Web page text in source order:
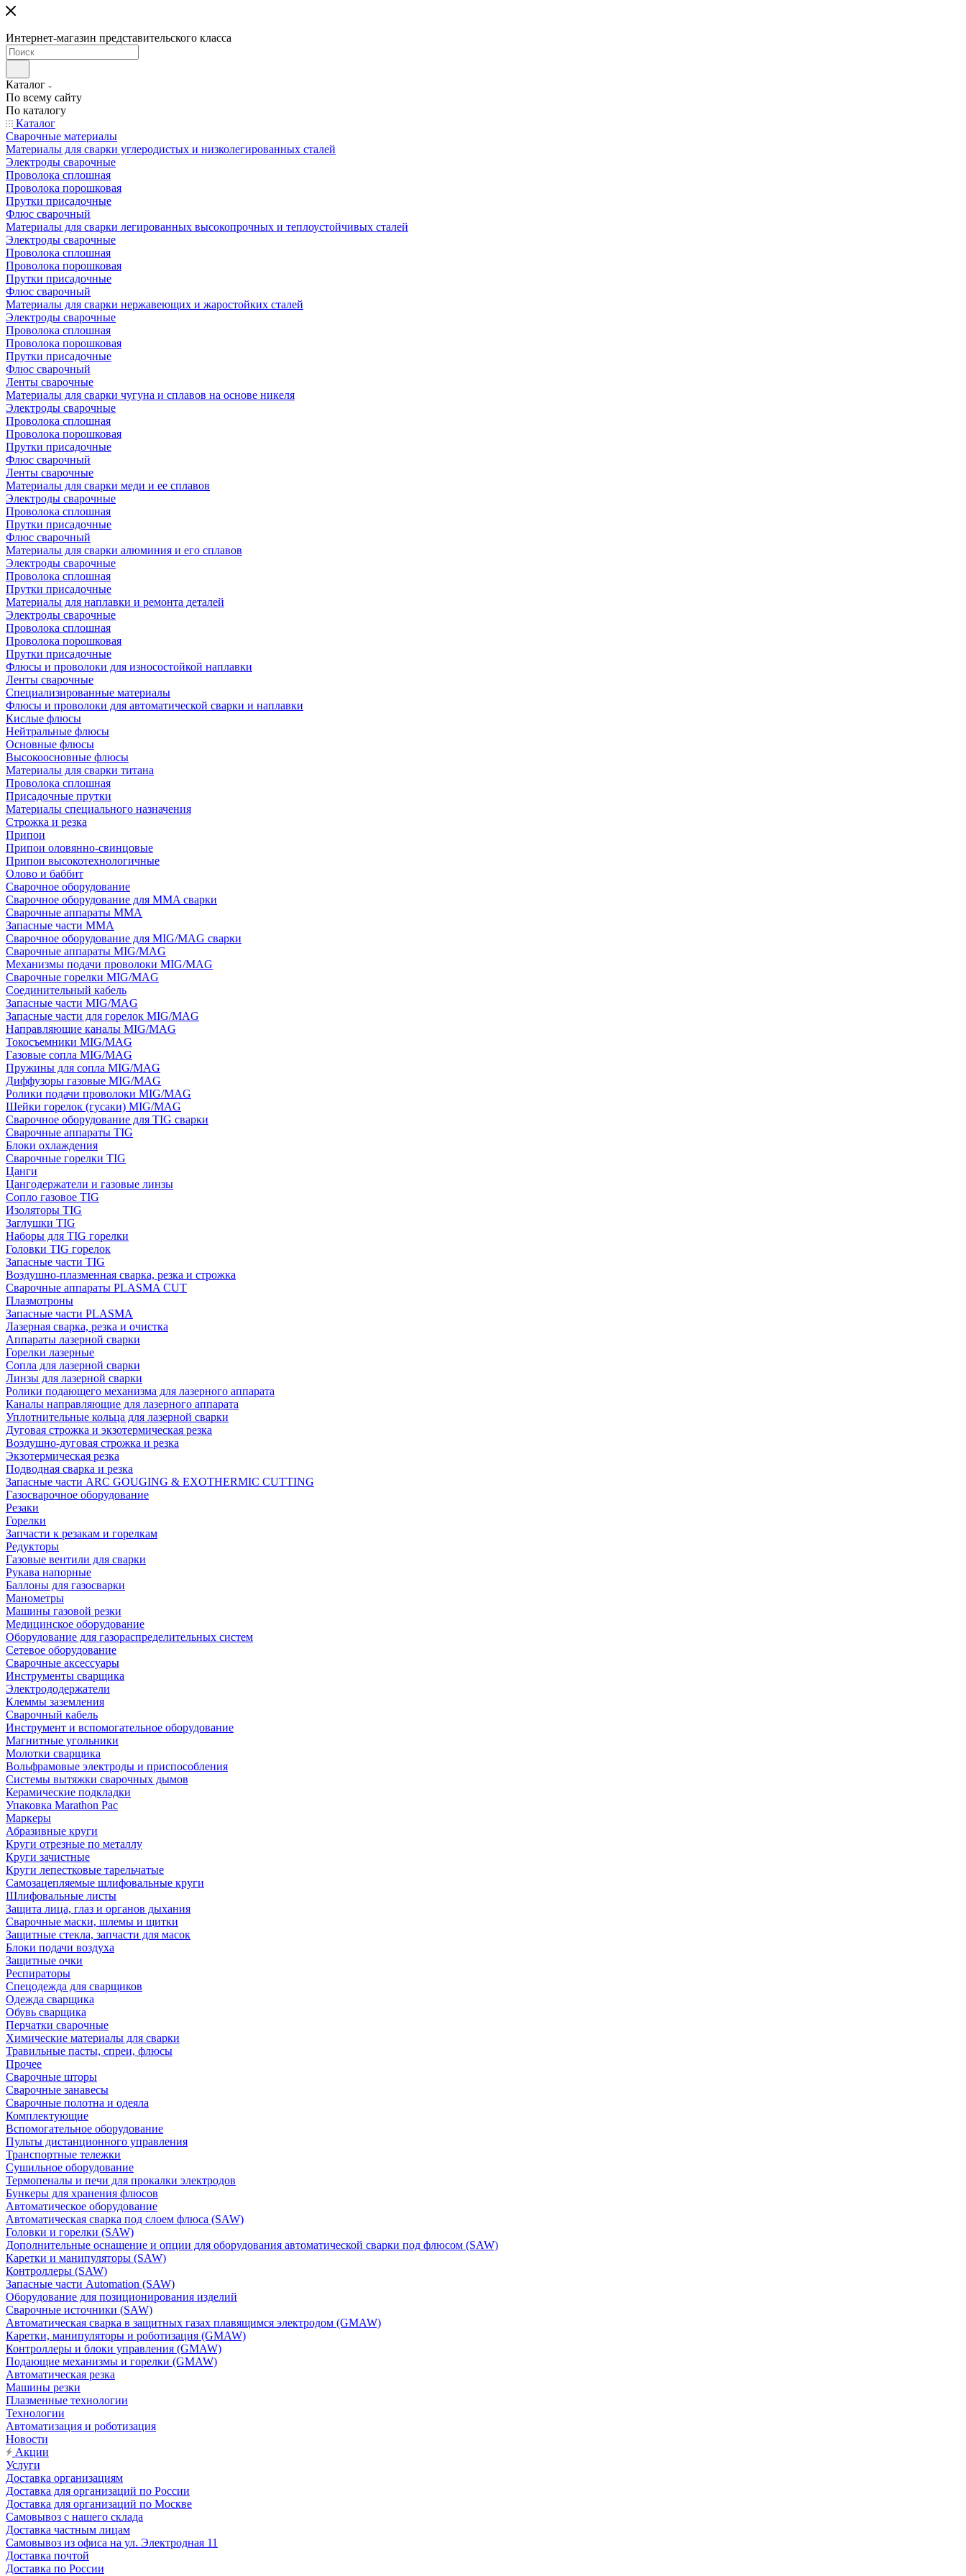
Интернет-магазин представительского класса
Каталог
По всему сайту
По каталогу
Каталог
Сварочные материалы
Материалы для сварки углеродистых и низколегированных сталей
Электроды сварочные
Проволока сплошная
Проволока порошковая
Прутки присадочные
Флюс сварочный
Материалы для сварки легированных высокопрочных и теплоустойчивых сталей
Электроды сварочные
Проволока сплошная
Проволока порошковая
Прутки присадочные
Флюс сварочный
Материалы для сварки нержавеющих и жаростойких сталей
Электроды сварочные
Проволока сплошная
Проволока порошковая
Прутки присадочные
Флюс сварочный
Ленты сварочные
Материалы для сварки чугуна и сплавов на основе никеля
Электроды сварочные
Проволока сплошная
Проволока порошковая
Прутки присадочные
Флюс сварочный
Ленты сварочные
Материалы для сварки меди и ее сплавов
Электроды сварочные
Проволока сплошная
Прутки присадочные
Флюс сварочный
Материалы для сварки алюминия и его сплавов
Электроды сварочные
Проволока сплошная
Прутки присадочные
Материалы для наплавки и ремонта деталей
Электроды сварочные
Проволока сплошная
Проволока порошковая
Прутки присадочные
Флюсы и проволоки для износостойкой наплавки
Ленты сварочные
Специализированные материалы
Флюсы и проволоки для автоматической сварки и наплавки
Кислые флюсы
Нейтральные флюсы
Основные флюсы
Высокоосновные флюсы
Материалы для сварки титана
Проволока сплошная
Присадочные прутки
Материалы специального назначения
Строжка и резка
Припои
Припои оловянно-свинцовые
Припои высокотехнологичные
Олово и баббит
Сварочное оборудование
Сварочное оборудование для MMA сварки
Сварочные аппараты MMA
Запасные части MMA
Сварочное оборудование для MIG/MAG сварки
Сварочные аппараты MIG/MAG
Механизмы подачи проволоки MIG/MAG
Сварочные горелки MIG/MAG
Соединительный кабель
Запасные части MIG/MAG
Запасные части для горелок MIG/MAG
Направляющие каналы MIG/MAG
Токосъемники MIG/MAG
Газовые сопла MIG/MAG
Пружины для сопла MIG/MAG
Диффузоры газовые MIG/MAG
Ролики подачи проволоки MIG/MAG
Шейки горелок (гусаки) MIG/MAG
Сварочное оборудование для TIG сварки
Сварочные аппараты TIG
Блоки охлаждения
Сварочные горелки TIG
Цанги
Цангодержатели и газовые линзы
Сопло газовое TIG
Изоляторы TIG
Заглушки TIG
Наборы для TIG горелки
Головки TIG горелок
Запасные части TIG
Воздушно-плазменная сварка, резка и строжка
Сварочные аппараты PLASMA CUT
Плазмотроны
Запасные части PLASMA
Лазерная сварка, резка и очистка
Аппараты лазерной сварки
Горелки лазерные
Сопла для лазерной сварки
Линзы для лазерной сварки
Ролики подающего механизма для лазерного аппарата
Каналы направляющие для лазерного аппарата
Уплотнительные кольца для лазерной сварки
Дуговая строжка и экзотермическая резка
Воздушно-дуговая строжка и резка
Экзотермическая резка
Подводная сварка и резка
Запасные части ARC GOUGING & EXOTHERMIC CUTTING
Газосварочное оборудование
Резаки
Горелки
Запчасти к резакам и горелкам
Редукторы
Газовые вентили для сварки
Рукава напорные
Баллоны для газосварки
Манометры
Машины газовой резки
Медицинское оборудование
Оборудование для газораспределительных систем
Сетевое оборудование
Сварочные аксессуары
Инструменты сварщика
Электрододержатели
Клеммы заземления
Сварочный кабель
Инструмент и вспомогательное оборудование
Магнитные угольники
Молотки сварщика
Вольфрамовые электроды и приспособления
Системы вытяжки сварочных дымов
Керамические подкладки
Упаковка Marathon Pac
Маркеры
Абразивные круги
Круги отрезные по металлу
Круги зачистные
Круги лепестковые тарельчатые
Самозацепляемые шлифовальные круги
Шлифовальные листы
Защита лица, глаз и органов дыхания
Сварочные маски, шлемы и щитки
Защитные стекла, запчасти для масок
Блоки подачи воздуха
Защитные очки
Респираторы
Спецодежда для сварщиков
Одежда сварщика
Обувь сварщика
Перчатки сварочные
Химические материалы для сварки
Травильные пасты, спреи, флюсы
Прочее
Сварочные шторы
Сварочные занавесы
Сварочные полотна и одеяла
Комплектующие
Вспомогательное оборудование
Пульты дистанционного управления
Транспортные тележки
Сушильное оборудование
Термопеналы и печи для прокалки электродов
Бункеры для хранения флюсов
Автоматическое оборудование
Автоматическая сварка под слоем флюса (SAW)
Головки и горелки (SAW)
Дополнительные оснащение и опции для оборудования автоматической сварки под флюсом (SAW)
Каретки и манипуляторы (SAW)
Контроллеры (SAW)
Запасные части Automation (SAW)
Оборудование для позиционирования изделий
Сварочные источники (SAW)
Автоматическая сварка в защитных газах плавящимся электродом (GMAW)
Каретки, манипуляторы и роботизация (GMAW)
Контроллеры и блоки управления (GMAW)
Подающие механизмы и горелки (GMAW)
Автоматическая резка
Машины резки
Плазменные технологии
Технологии
Автоматизация и роботизация
Новости
Акции
Услуги
Доставка организациям
Доставка для организаций по России
Доставка для организаций по Москве
Самовывоз с нашего склада
Доставка частным лицам
Самовывоз из офиса на ул. Электродная 11
Доставка почтой
Доставка по России